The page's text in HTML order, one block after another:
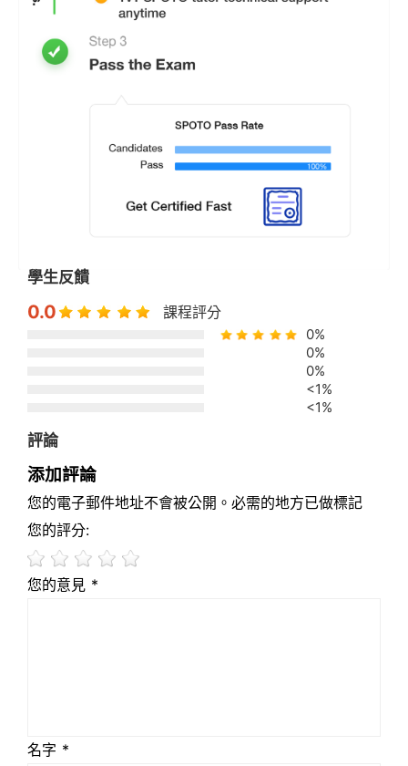
學生反饋
0.0 課程評分
0%
0%
0%
<1%
<1%
評論
添加評論
您的電子郵件地址不會被公開。必需的地方已做標記
您的評分:
您的意見 *
名字 *